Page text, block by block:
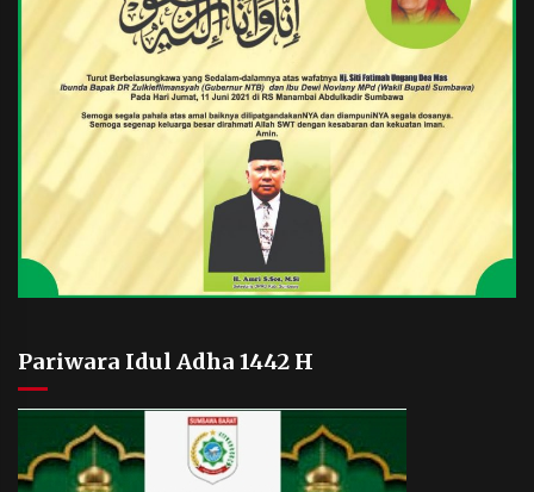
Pariwara Idul Adha 1442 H